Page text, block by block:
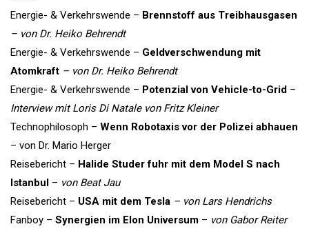
Energie- & Verkehrswende – Brennstoff aus Treibhausgasen
– von Dr. Heiko Behrendt
Energie- & Verkehrswende – Geldverschwendung mit
Atomkraft – von Dr. Heiko Behrendt
Energie- & Verkehrswende – Potenzial von Vehicle-to-Grid –
Interview mit Loris Di Natale von Fritz Kleiner
Technophilosoph – Wenn Robotaxis vor der Polizei abhauen
– von Dr. Mario Herger
Reisebericht – Halide Studer fuhr mit dem Model S nach
Istanbul – von Beat Jau
Reisebericht – USA mit dem Tesla – von Lars Hendrichs
Fanboy – Synergien im Elon Universum – von Gabor Reiter